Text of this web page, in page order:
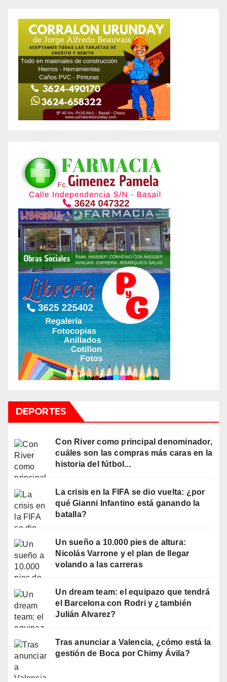
DEPORTES
Con River como principal denominador,
cuáles son las compras más caras en la
historia del fútbol...
La crisis en la FIFA se dio vuelta: ¿por
qué Gianni Infantino está ganando la
batalla?
Un sueño a 10.000 pies de altura:
Nicolás Varrone y el plan de llegar
volando a las carreras
Un dream team: el equipazo que tendrá
el Barcelona con Rodri y ¿también
Julián Alvarez?
Tras anunciar a Valencia, ¿cómo está la
gestión de Boca por Chimy Ávila?